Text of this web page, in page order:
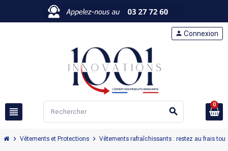
view_headline search
person Connexion
0
chevron_right Vêtements et Protections chevron_right Vêtements rafraîchissants : restez au frais